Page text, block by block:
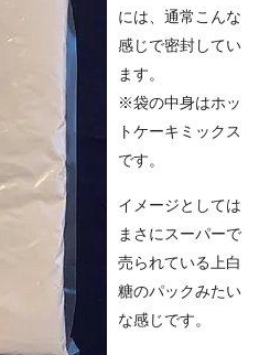
には、通常こんな
感じで密封してい
ます。
※袋の中身はホッ
トケーキミックス
です。
イメージとしては
まさにスーパーで
売られている上白
糖のパックみたい
な感じです。